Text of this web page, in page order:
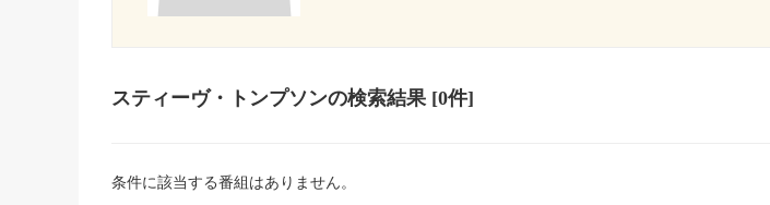
スティーヴ・トンプソンの検索結果[0件]
条件に該当する番組はありません。